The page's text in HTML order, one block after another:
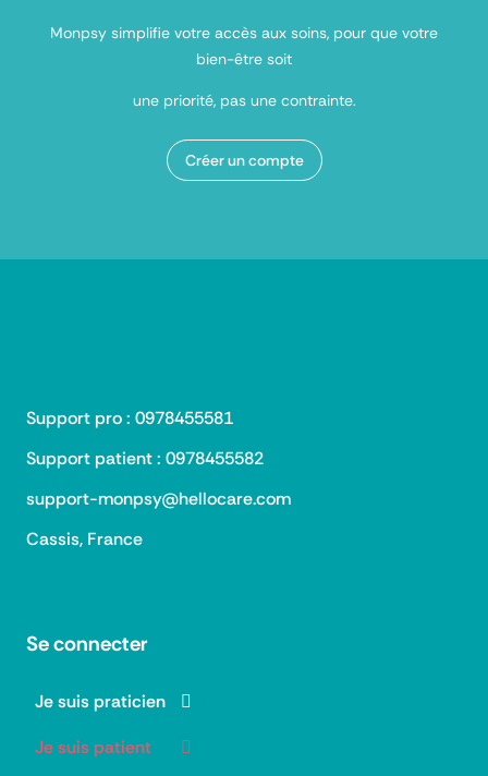
Monpsy simplifie votre accès aux soins, pour que votre
bien-être soit
une priorité, pas une contrainte.
Créer un compte
Support pro : 0978455581
Support patient : 0978455582
support-monpsy@hellocare.com
Cassis, France
Se connecter
Je suis praticien
Je suis patient